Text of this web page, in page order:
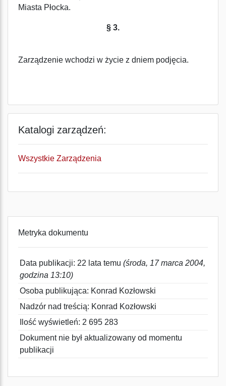
Miasta Płocka.
§ 3.
Zarządzenie wchodzi w życie z dniem podjęcia.
Katalogi zarządzeń:
Wszystkie Zarządzenia
Metryka dokumentu
Data publikacji: 22 lata temu (środa, 17 marca 2004,
godzina 13:10)
Osoba publikująca: Konrad Kozłowski
Nadzór nad treścią: Konrad Kozłowski
Ilość wyświetleń: 2 695 283
Dokument nie był aktualizowany od momentu
publikacji